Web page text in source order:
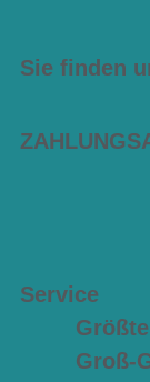
Sie finden
Service
Groß-